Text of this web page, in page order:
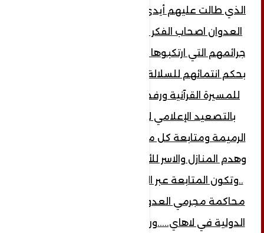
الذي طالت عليهم أيدي الغدر من قبل أدوات
العدوان اصحاب الفكر الدخيل التكفيري وعن
جرائمهم التي ارتكبوها بحق اشراف آل الرميمة
بحكم انتمائهم للسلالة الهاشمية ومناصرتهم
للمسيرة القرآنية ورفضهم العدوان ..ودعاء
بالتصعيد الإعلامي لمظلومية أشراف آل
الرميمة ومتابعة كل من قام بالسحل والقتل
وهدم المنازل والاسر للأشراف من بيت الرميمة
..وتكون المتابعة عبر الإنتربول الدولي. وايضا
محاكمة مجرمي العدوان في محكمة العدل
الدولية في لاهاي.....ورصدهم مجرمي حرب ...